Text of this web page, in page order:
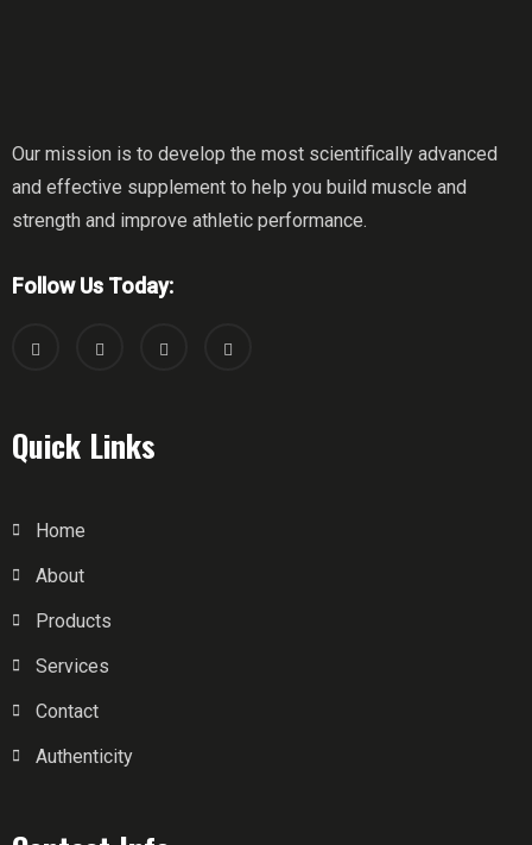
Our mission is to develop the most scientifically advanced
and effective supplement to help you build muscle and
strength and improve athletic performance.
Follow Us Today:
Quick Links
Home
About
Products
Services
Contact
Authenticity